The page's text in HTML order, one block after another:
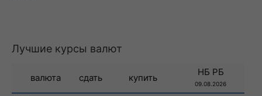
Лучшие курсы валют
валюта сдать купить
НБ РБ
09.08.2026